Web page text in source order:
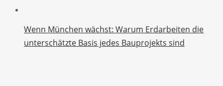
Wenn München wächst: Warum Erdarbeiten die
unterschätzte Basis jedes Bauprojekts sind